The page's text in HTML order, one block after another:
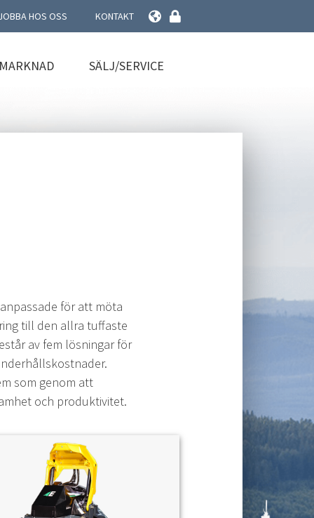
HOS OSS KONTAKT
SÄLJ/SERVICE
för att möta
till den allra tuffaste
av fem lösningar för
som genom att
och produktivitet.